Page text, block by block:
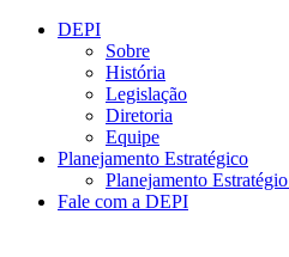
Conteúdo principal
DEPI
Sobre
História
Legislação
Diretoria
Equipe
Planejamento Estratégico
Planejamento
Fale com a DEPI